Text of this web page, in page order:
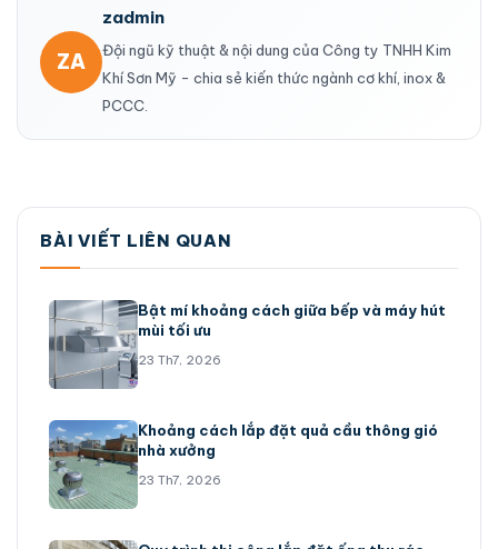
ZA
zadmin
Đội ngũ kỹ thuật & nội dung của Công ty TNHH Kim
Khí Sơn Mỹ - chia sẻ kiến thức ngành cơ khí, inox &
PCCC.
BÀI VIẾT LIÊN QUAN
Bật mí khoảng cách giữa bếp và máy hút
mùi tối ưu
23 Th7, 2026
Khoảng cách lắp đặt quả cầu thông gió
nhà xưởng
23 Th7, 2026